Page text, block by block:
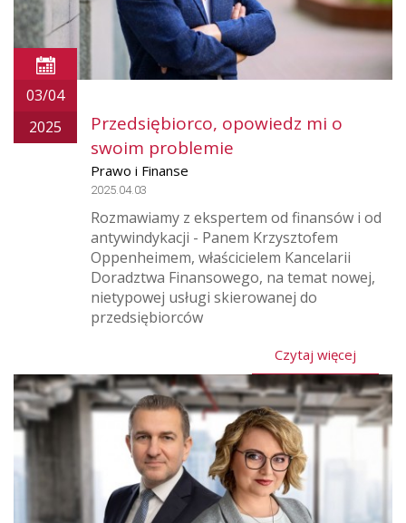
03/04
2025
Przedsiębiorco, opowiedz mi o
swoim problemie
Prawo i Finanse
2025.04.03
Rozmawiamy z ekspertem od finansów i od
antywindykacji - Panem Krzysztofem
Oppenheimem, właścicielem Kancelarii
Doradztwa Finansowego, na temat nowej,
nietypowej usługi skierowanej do
przedsiębiorców
Czytaj więcej